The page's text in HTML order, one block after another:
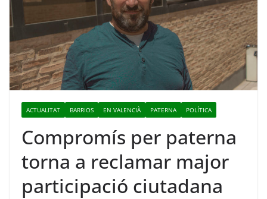
ACTUALITAT BARRIOS EN VALENCIÀ PATERNA POLÍTICA
Compromís per paterna
torna a reclamar major
participació ciutadana